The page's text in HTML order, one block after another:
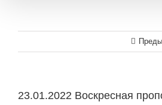
23.01.2022 Воскресная